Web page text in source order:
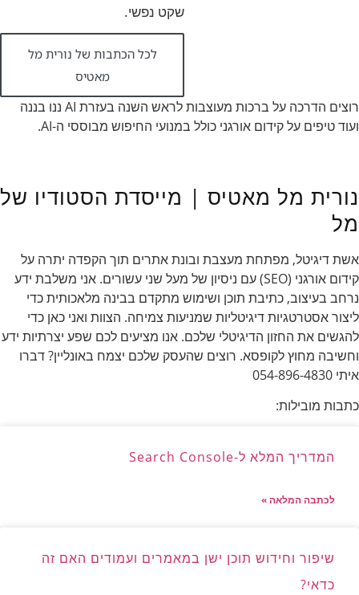
שקט נפשי.
לכל הכתבות של נורית מל
מאטיס
רוצים הדרכה על ברכות מעוצבות לראש השנה בעזרת AI ננו בננה
ועוד טיפים על קידום אורגני כולל במנועי החיפוש מבוססי ה-AI.
נורית מל מאטיס | מייסדת הסטודיו של
מל
אשת דיגיטל, מפתחת מעצבת ובונת אתרים תוך הקפדה יתרה על
קידום אורגני (SEO) עם ניסיון של מעל שני עשורים. אני משלבת ידע
נרחב בעיצוב, כתיבת תוכן ושימוש מתקדם בבינה מלאכותית כדי
ליצור אסטרטגיות דיגיטליות שמניעות צמיחה. הצוות ואני כאן כדי
להגשים את החזון הדיגיטלי שלכם. אנו מציעים לכם שפע יצרתיות ידע
וחשיבה מחוץ לקופסא. רוצים שהעסק שלכם יצמח באונליין? דברו
איתי 054-896-4830
כתבות מובילות:
המדריך המלא ל-Search Console
לכתבה המלאה »
שיפור וחידוש תוכן ישן במאמרים ועמודים האם זה
כדאי?